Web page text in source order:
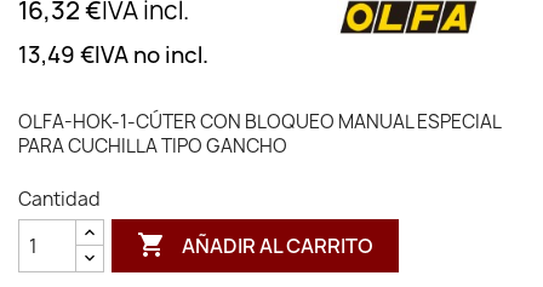
16,32 €IVA incl.
13,49 €IVA no incl.
OLFA-HOK-1-CÚTER CON BLOQUEO MANUAL ESPECIAL
PARA CUCHILLA TIPO GANCHO
Cantidad
 AÑADIR AL CARRITO